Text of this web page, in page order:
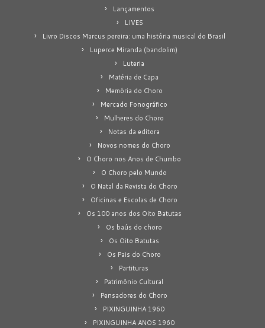
Lançamentos
LIVES
Livro Discos Marcus pereira: uma história musical do Brasil
Luperce Miranda (bandolim)
Luteria
Matéria de Capa
Memória do Choro
Mercado Fonográfico
Mulheres do Choro
Notas da editora
Novos nomes do Choro
O Choro nos Anos de Chumbo
O Choro pelo Mundo
O Natal da Revista do Choro
Oficinas e Escolas de Choro
Os 100 anos dos Oito Batutas
Os baús do choro
Os Oito Batutas
Os Pais do Choro
Partituras
Patrimônio Cultural
Pensadores do Choro
PIXINGUINHA 1960
PIXINGUINHA ANOS 1960